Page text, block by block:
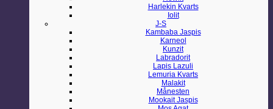
Harlekin Kvarts
Iolit
J-S
Kambaba Jaspis
Karneol
Kunzit
Labradorit
Lapis Lazuli
Lemuria Kvarts
Malakit
Månesten
Mookait Jaspis